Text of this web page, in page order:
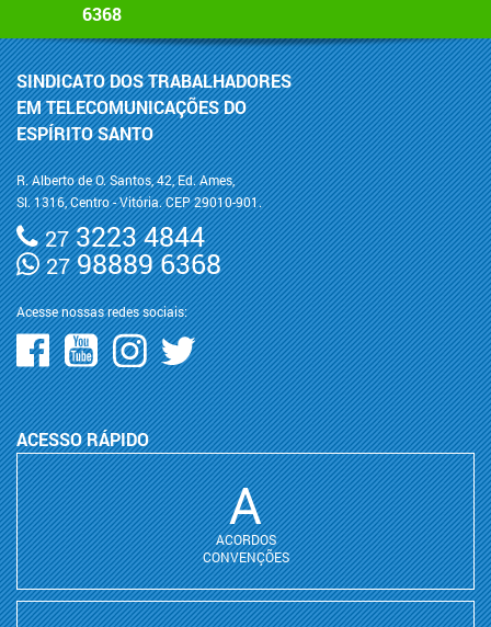
6368
SINDICATO DOS TRABALHADORES
EM TELECOMUNICAÇÕES DO
ESPÍRITO SANTO
R. Alberto de O. Santos, 42, Ed. Ames,
Sl. 1316, Centro - Vitória. CEP 29010-901.
273223 4844
2798889 6368
Acesse nossas redes sociais:
ACESSO RÁPIDO
A
ACORDOS
CONVENÇÕES